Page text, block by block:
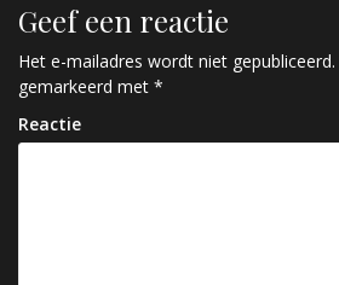
i
c
h
t
Geef een reactie
Het e-mailadres wordt niet gepubliceerd.
gemarkeerd met *
Reactie